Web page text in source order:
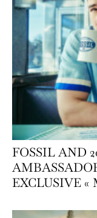
FOSSIL AND
EXCLUSIVE «